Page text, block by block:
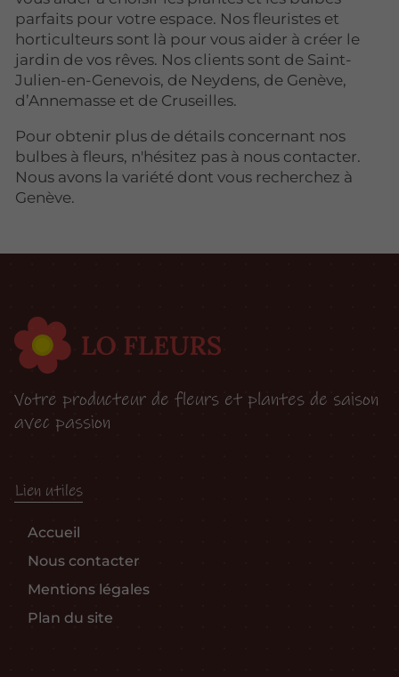
parfaits pour votre espace. Nos fleuristes et
horticulteurs sont là pour vous aider à créer le
jardin de vos rêves. Nos clients sont de Saint-
Julien-en-Genevois, de Neydens, de Genève,
d’Annemasse et de Cruseilles.
Pour obtenir plus de détails concernant nos
bulbes à fleurs, n'hésitez pas à nous contacter.
Nous avons la variété dont vous recherchez à
Genève.
Votre producteur de fleurs et plantes de saison
avec passion
Lien utiles
Accueil
Nous contacter
Mentions légales
Plan du site